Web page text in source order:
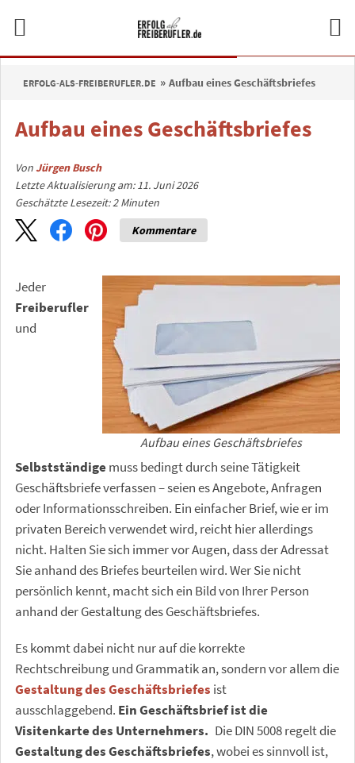
ERFOLG-ALS-FREIBERUFLER.DE Aufbau eines Geschäftsbriefes
Aufbau eines Geschäftsbriefes
VonJürgen Busch
Letzte Aktualisierung am: 11. Juni 2026
Geschätzte Lesezeit:2 Minuten
Kommentare
Aufbau eines Geschäftsbriefes
Jeder
Freiberufler
und
Selbstständigemuss bedingt durch seine Tätigkeit
Geschäftsbriefe verfassen – seien es Angebote, Anfragen
oder Informationsschreiben. Ein einfacher Brief, wie er im
privaten Bereich verwendet wird, reicht hier allerdings
nicht. Halten Sie sich immer vor Augen, dass der Adressat
Sie anhand des Briefes beurteilen wird. Wer Sie nicht
persönlich kennt, macht sich ein Bild von Ihrer Person
anhand der Gestaltung des Geschäftsbriefes.
Es kommt dabei nicht nur auf die korrekte
Rechtschreibung und Grammatik an, sondern vor allem die
Gestaltung des Geschäftsbriefes ist
ausschlaggebend. Ein Geschäftsbrief ist die
Visitenkarte des Unternehmers. Die DIN 5008 regelt die
Gestaltung des Geschäftsbriefes, wobei es sinnvoll ist,